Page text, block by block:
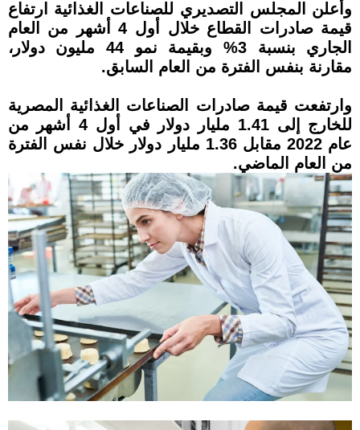
وأعلن المجلس التصديري للصناعات الغذائية ارتفاع
قيمة صادرات القطاع خلال أول 4 أشهر من العام
الجاري بنسبة 3% وبقيمة نمو 44 مليون دولار،
مقارنة بنفس الفترة من العام السابق.
وارتفعت قيمة صادرات الصناعات الغذائية المصرية
للخارج إلى 1.41 مليار دولار في أول 4 أشهر من
عام 2022 مقابل 1.36 مليار دولار خلال نفس الفترة
من العام الماضي.